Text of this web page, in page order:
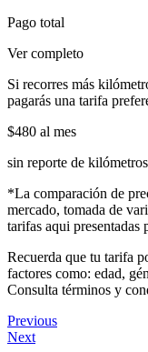
Pago total
Ver completo
Si recorres más
pagarás una tarifa
$480 al mes
sin reporte de kilómetros
*La comparación de
mercado, tomada de
tarifas aqui presentadas
Recuerda que tu tarifa
factores como: edad,
Consulta términos y
Previous
Next